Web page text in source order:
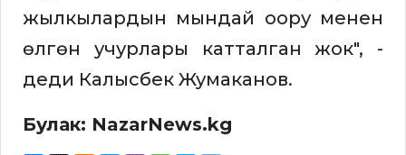
жылкылардын мындай оору менен
өлгөн учурлары катталган жок", -
деди Калысбек Жумаканов.
Булак: NazarNews.kg